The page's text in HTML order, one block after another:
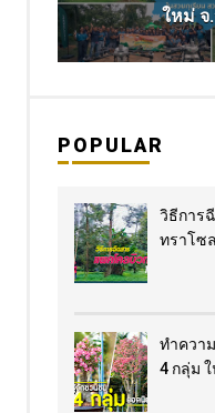
ใหม่ จ
POPULAR
วิธีการ
ทราโซ
ทำควา
4 กลุ่ม